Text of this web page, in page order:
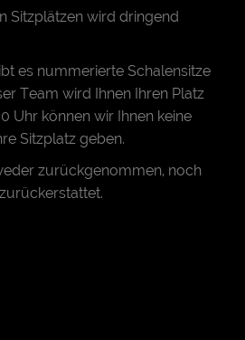
Sitzplätzen wird dringend
es nummerierte Schalensitze
Team wird Ihnen Ihren Platz
Uhr können wir Ihnen keine
Sitzplatz geben.
zurückgenommen, noch